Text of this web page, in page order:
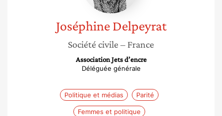
Joséphine Delpeyrat
Société civile – France
Association Jets d’encre
Déléguée générale
Politique et médias Parité
Femmes et politique